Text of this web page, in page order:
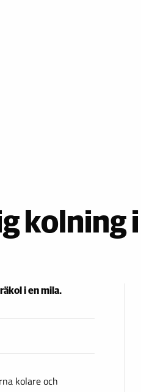
kolning
i en mila.
kolare och